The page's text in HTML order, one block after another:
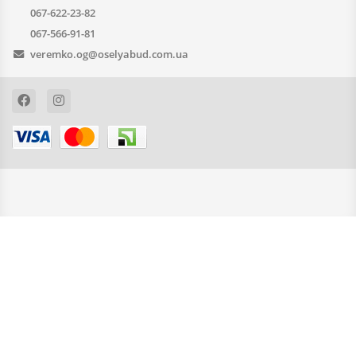
067-622-23-82
067-566-91-81
veremko.og@oselyabud.com.ua